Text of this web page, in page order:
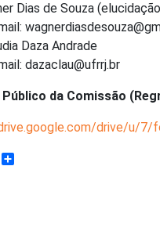
Dias de Souza
Daza Andrade
dazaclau@ufrrj.br
Público da Comissão
drive/u/7/
Email